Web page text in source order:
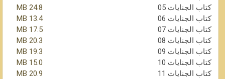
كتاب الجنايات 05
24.8 MB
كتاب الجنايات 06
13.4 MB
كتاب الجنايات 07
17.5 MB
كتاب الجنايات 08
20.3 MB
كتاب الجنايات 09
19.3 MB
كتاب الجنايات 10
15.0 MB
كتاب الجنايات 11
20.9 MB